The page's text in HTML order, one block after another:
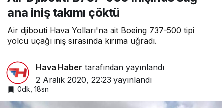
ana iniş takımı çöktü
Air djibouti Hava Yolları'na ait Boeing 737-500 tipi
yolcu uçağı iniş sırasında kırıma uğradı.
Hava Haber tarafından yayınlandı
2 Aralık 2020, 22:23 yayınlandı
0dk, 18sn